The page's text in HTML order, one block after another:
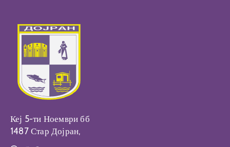
Кеј 5-ти Ноември бб
1487 Стар Дојран,